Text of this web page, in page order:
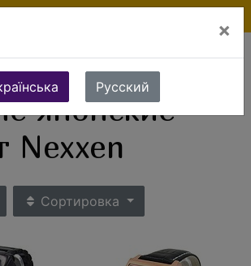
Часы
Мужские часы
японские
Nexxen
Сортировка
×
Русский